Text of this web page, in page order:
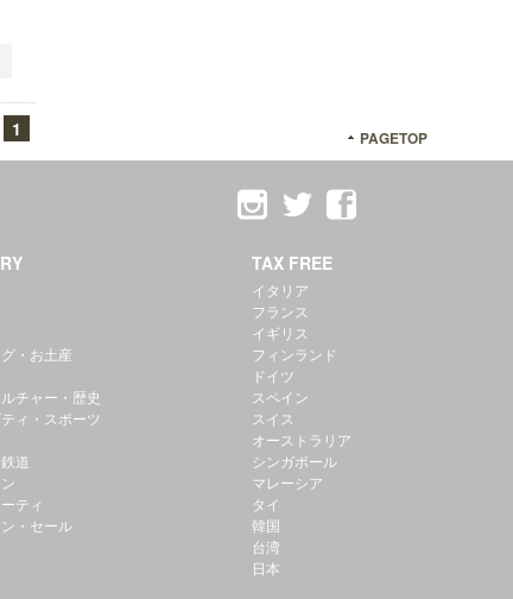
1 PAGETOP
・お土産
チャー・歴史
ィ・スポーツ
道
ティ
・セール
TAX FREE
イタリア
フランス
イギリス
フィンランド
ドイツ
スペイン
スイス
オーストラリア
シンガポール
マレーシア
タイ
韓国
台湾
日本